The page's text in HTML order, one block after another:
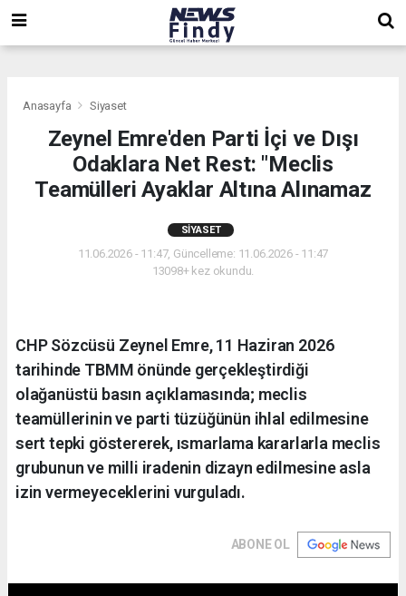
Anasayfa Siyaset
Zeynel Emre'den Parti İçi ve Dışı
Odaklara Net Rest: "Meclis
Teamülleri Ayaklar Altına Alınamaz
SIYASET
11.06.2026 - 11:47, Güncelleme: 11.06.2026 - 11:47
13098+ kez okundu.
CHP Sözcüsü Zeynel Emre, 11 Haziran 2026
tarihinde TBMM önünde gerçekleştirdiği
olağanüstü basın açıklamasında; meclis
teamüllerinin ve parti tüzüğünün ihlal edilmesine
sert tepki göstererek, ısmarlama kararlarla meclis
grubunun ve milli iradenin dizayn edilmesine asla
izin vermeyeceklerini vurguladı.
ABONE OL